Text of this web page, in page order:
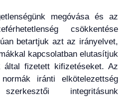
megóvása és az
csökkentése
betartjuk azt az irányelvet,
kapcsolatban elutasítjuk
által fizetett kifizetéseket. Az
iránti elkötelezettség
integritásunk